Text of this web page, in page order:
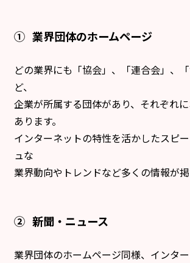
① 業界団体のホームページ
どの業界にも「協会」、「連合会」、
ど、
企業が所属する団体があり、それぞれ
あります。
インターネットの特性を活かしたスピ
ュな
業界動向やトレンドなど多くの情報が
② 新聞・ニュース
業界団体のホームページ同様、インタ